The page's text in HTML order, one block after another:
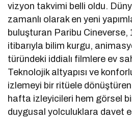
vizyon takvimi belli oldu.
zamanlı olarak en yeni
buluşturan Paribu Cineverse,
itibarıyla bilim kurgu,
türündeki iddialı filmlere ev
Teknolojik altyapısı ve
izlemeyi bir ritüele
hafta izleyicileri hem görsel
duygusal yolculuklara davet